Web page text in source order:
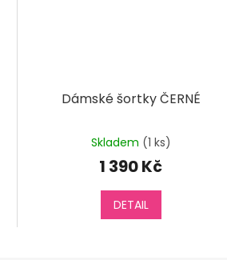
Dámské šortky ČERNÉ
Skladem (1 ks)
1 390 Kč
DETAIL